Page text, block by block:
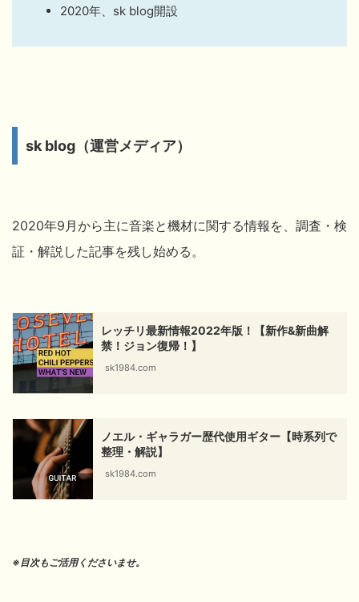
2020年、sk blog開設
sk blog（運営メディア）
2020年9月から主に音楽と機材に関する情報を、調査・検
証・解説した記事を残し始める。
レッチリ最新情報2022年版！【新作&新曲解
禁！ジョン復帰！】
sk1984.com
ノエル・ギャラガー歴代使用ギター【時系列で
整理・解説】
sk1984.com
※目次もご活用くださいませ。